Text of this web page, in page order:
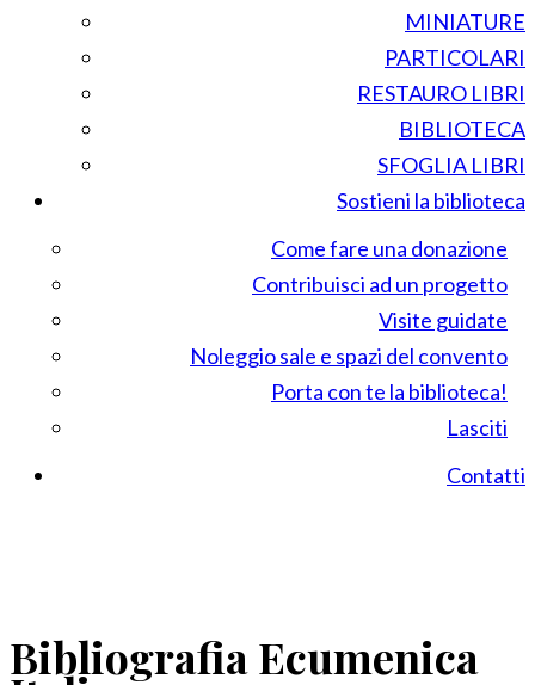
MINIATURE
PARTICOLARI
RESTAURO LIBRI
BIBLIOTECA
SFOGLIA LIBRI
Sostieni la biblioteca
Come fare una donazione
Contribuisci ad un progetto
Visite guidate
Noleggio sale e spazi del convento
Porta con te la biblioteca!
Lasciti
Contatti
Bibliografia Ecumenica